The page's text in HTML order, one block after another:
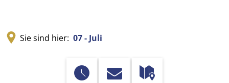
Sie sind hier: 07 - Juli